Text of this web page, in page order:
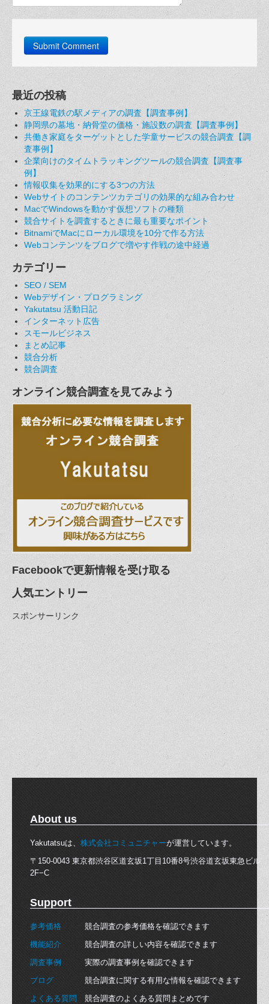
最近の投稿
京王線電鉄の駅メディアの調査【調査事例】
静岡県の墓地・納骨堂の価格・施設数の調査【調査事例】
共働き家庭をターゲットとした学童サービスの競合調査【調
査事例】
企業向けのタイムトラッキングツールの競合調査【調査事
例】
情報収集を効果的にする3つの方法
Webサイトのコンテンツカテゴリの効果的な組み合わせ
MacでWindowsを動かす仮想ソフトの種類
競合サイトを調査するときに最も重要なポイント
BitnamiでMacにローカル環境を10分で作る方法
Webコンテンツをブログで増やす作戦の途中経過
カテゴリー
SEO / SEM
Webデザイン・プログラミング
Yakutatsu 活動日記
インターネット広告
スモールビジネス
まとめ記事
競合分析
競合調査
オンライン競合調査を見てみよう
Facebookで更新情報を受け取る
人気エントリー
スポンサーリンク
About us
Yakutatsuは、 株式会社コミュニチャーが運営しています。
〒150-0043 東京都渋谷区道玄坂1丁目10番8号渋谷道玄坂東急ビル
2F−C
Support
参考価格 競合調査の参考価格を確認できます
機能紹介 競合調査の詳しい内容を確認できます
調査事例
実際の調査事例を確認できます
ブログ 競合調査に関する有用な情報を確認できます
よくある質問
競合調査のよくある質問まとめです